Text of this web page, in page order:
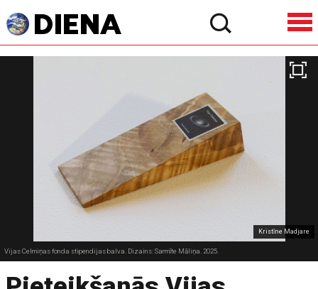
Kristīne Madjare
Vijas Celmiņas fonda stipendijas balva. Dizains: Sarmīte Māliņa. 2025.